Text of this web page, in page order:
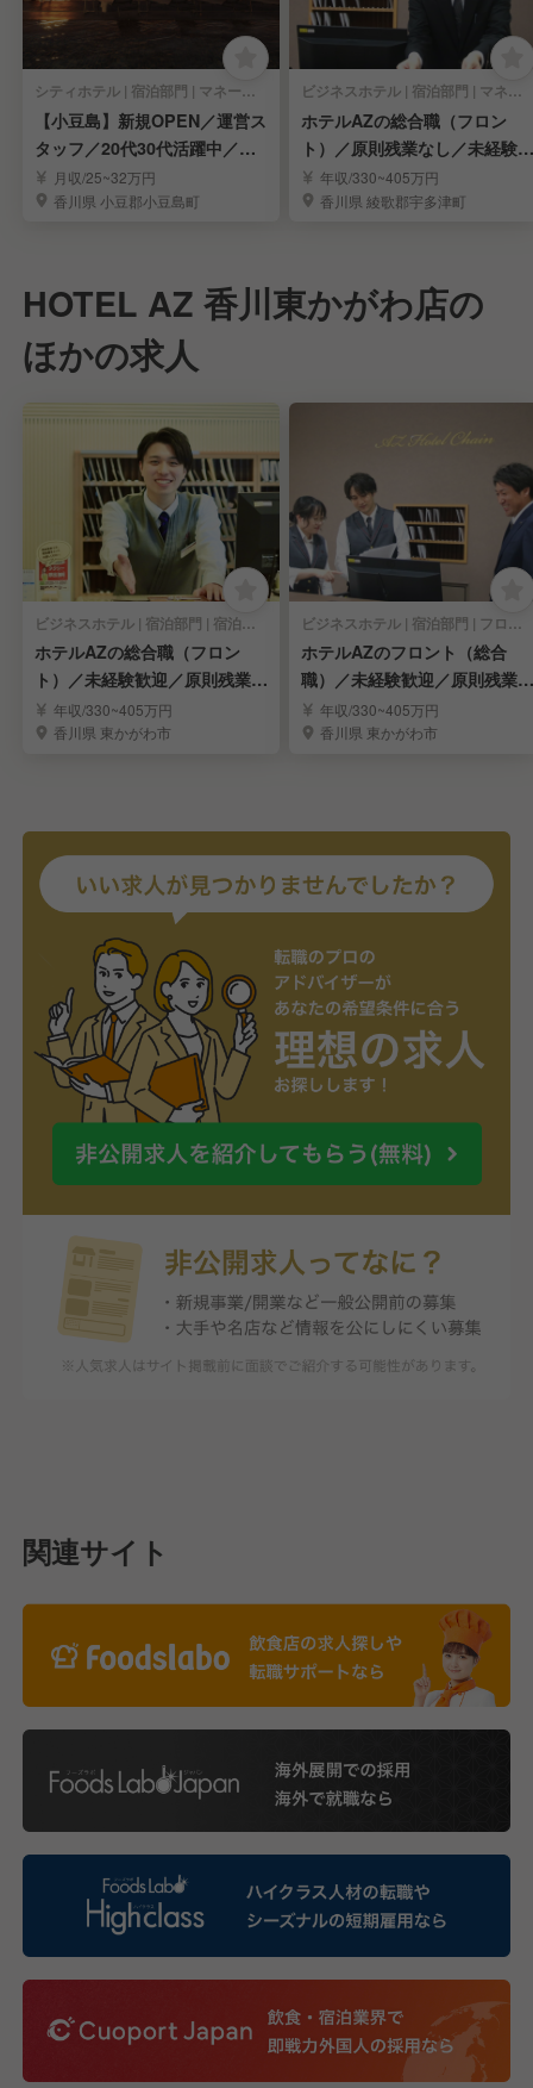
シティホテル | 宿泊部門 | マネージャー・支配人・副支配人・女将
【小豆島】新規OPEN／運営ス
タッフ／20代30代活躍中／年
間休日125日
月収/25~32万円
香川県 小豆郡小豆島町
ビジネスホテル | 宿泊部門 | マネージャー・支配人・副支配人・女将
ホテルAZの総合職（フロン
ト）／原則残業なし／未経験歓
迎 年収/330~405万円
香川県 綾歌郡宇多津町
HOTEL AZ 香川東かがわ店の
ほかの求人
ビジネスホテル | 宿泊部門 | 宿泊全般
ホテルAZの総合職（フロン
ト）／未経験歓迎／原則残業な
し 年収/330~405万円
香川県 東かがわ市
ビジネスホテル | 宿泊部門 | フロントスタッフ
ホテルAZのフロント（総合
職）／未経験歓迎／原則残業な
し 年収/330~405万円
香川県 東かがわ市
関連サイト